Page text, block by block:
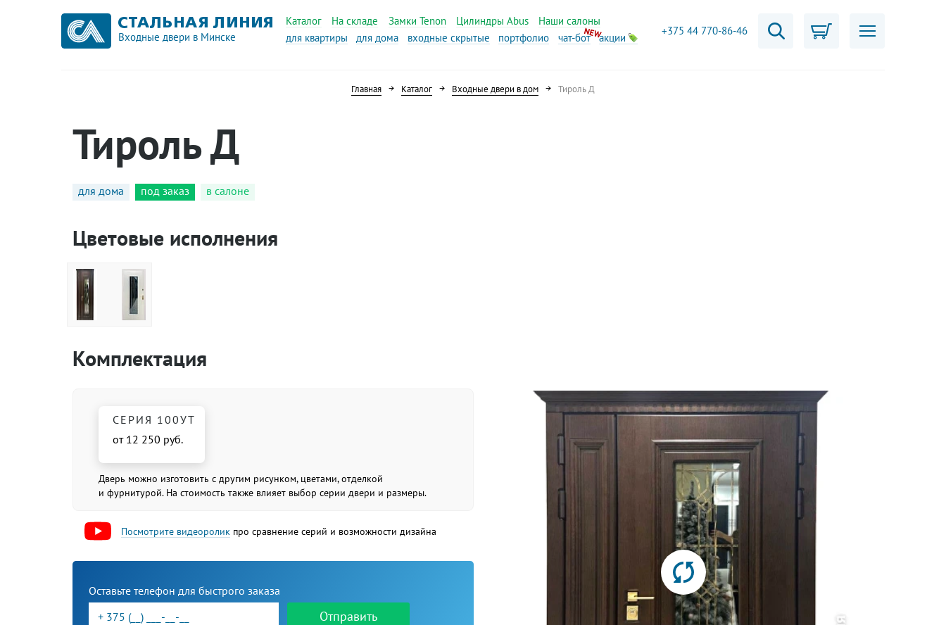
Входные двери в Минске
Каталог На складе Замки Tenon Цилиндры Abus
Наши салоны
для квартиры
для дома входные скрытые портфолио чат-бот акции
+375 44 770-86-46
Главная Каталог Входные двери в дом Тироль Д
Тироль Д
для дома под заказ в салоне
Цветовые исполнения
Комплектация
СЕРИЯ 100УТ
от 12 250 руб.
Дверь можно изготовить с другим рисунком, цветами, отделкой
и фурнитурой. На стоимость также влияет выбор серии двери и размеры.
Посмотрите видеоролик про сравнение серий и возможности дизайна
Оставьте телефон для быстрого заказа
Отправить